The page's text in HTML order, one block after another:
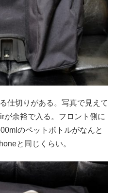
仕切りがある。写真で見えて
が余裕で入る。フロント側に
のペットボトルがなんと
と同じくらい。